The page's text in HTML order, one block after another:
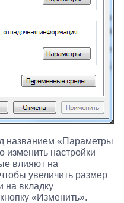
названием «Параметры
изменить настройки
влияют на
увеличить размер
на вкладку
«Изменить».